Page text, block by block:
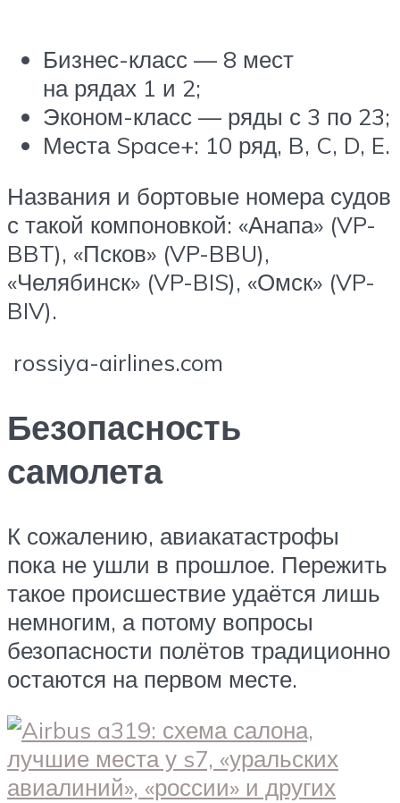
Бизнес-класс — 8 мест
на рядах 1 и 2;
Эконом-класс — ряды с 3 по 23;
Места Space+: 10 ряд, B, C, D, E.
Названия и бортовые номера судов
с такой компоновкой: «Анапа» (VP-
BBT), «Псков» (VP-BBU),
«Челябинск» (VP-BIS), «Омск» (VP-
BIV).
rossiya-airlines.com
Безопасность
самолета
К сожалению, авиакатастрофы
пока не ушли в прошлое. Пережить
такое происшествие удаётся лишь
немногим, а потому вопросы
безопасности полётов традиционно
остаются на первом месте.